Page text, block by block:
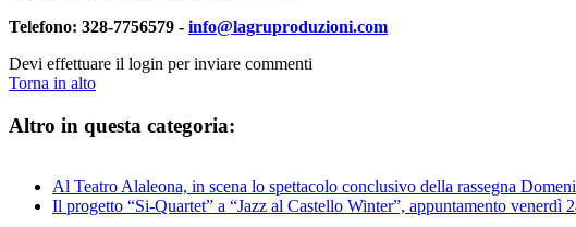
Telefono: 328-7756579 - info@lagruproduzioni.com
Devi effettuare il login per inviare commenti
Torna in alto
Altro in questa categoria:
Al Teatro Alaleona, in scena lo spettacolo conclusivo della rassegna
Il progetto “Si-Quartet” a “Jazz al Castello Winter”, appuntamento venerdì